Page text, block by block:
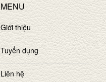
MENU
Giới thiệu
Tuyển dụng
Liên hệ